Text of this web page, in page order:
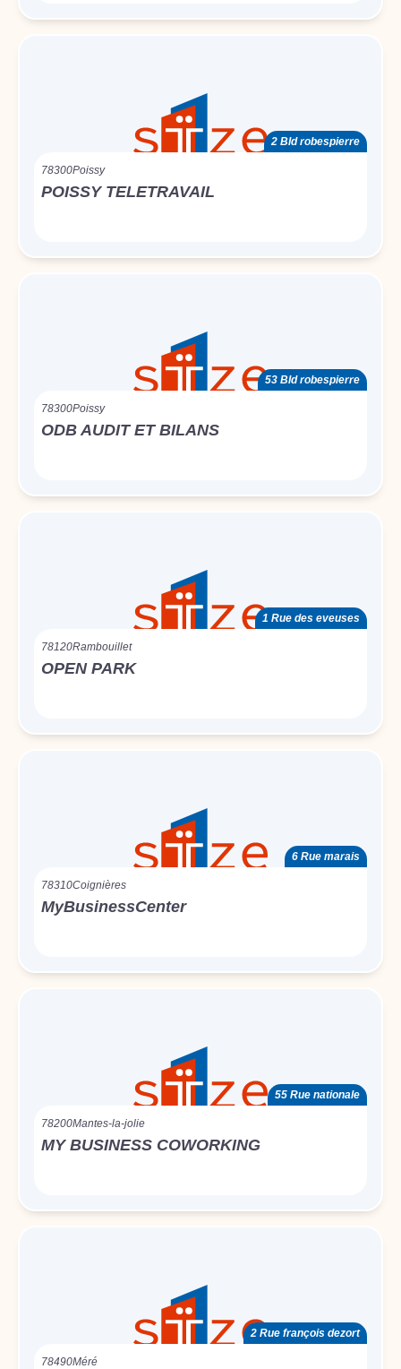
2 Bld robespierre
78300Poissy
POISSY TELETRAVAIL
53 Bld robespierre
78300Poissy
ODB AUDIT ET BILANS
1 Rue des eveuses
78120Rambouillet
OPEN PARK
6 Rue marais
78310Coignières
MyBusinessCenter
55 Rue nationale
78200Mantes-la-jolie
MY BUSINESS COWORKING
2 Rue françois dezort
78490Méré